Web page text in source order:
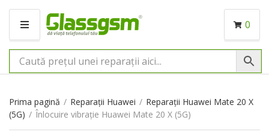
M
N
I
0
Prima pagină / Reparații Huawei / Reparații Huawei Mate 20 X
(5G) / Înlocuire vibrație Huawei Mate 20 X (5G)